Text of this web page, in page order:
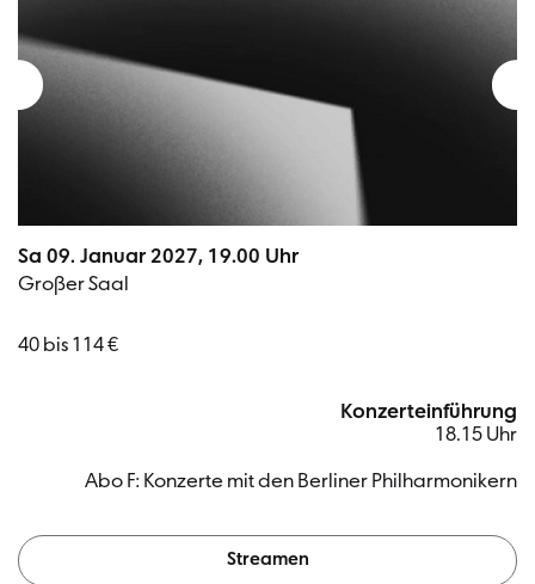
Sa 09. Januar 2027, 19.00 Uhr
Großer Saal
40 bis 114 €
Konzerteinführung
18.15 Uhr
Abo F: Konzerte mit den Berliner Philharmonikern
Streamen